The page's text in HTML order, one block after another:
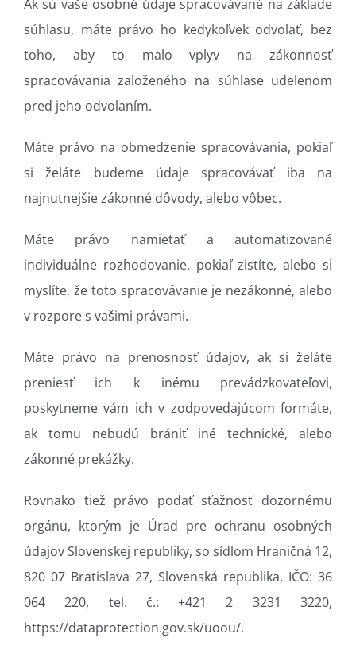
Ak sú vaše osobné údaje spracovávané na základe
súhlasu, máte právo ho kedykoľvek odvolať, bez
toho, aby to malo vplyv na zákonnosť
spracovávania založeného na súhlase udelenom
pred jeho odvolaním.
Máte právo na obmedzenie spracovávania, pokiaľ
si želáte budeme údaje spracovávať iba na
najnutnejšie zákonné dôvody, alebo vôbec.
Máte právo namietať a automatizované
individuálne rozhodovanie, pokiaľ zistíte, alebo si
myslíte, že toto spracovávanie je nezákonné, alebo
v rozpore s vašimi právami.
Máte právo na prenosnosť údajov, ak si želáte
preniesť ich k inému prevádzkovateľovi,
poskytneme vám ich v zodpovedajúcom formáte,
ak tomu nebudú brániť iné technické, alebo
zákonné prekážky.
Rovnako tiež právo podať sťažnosť dozornému
orgánu, ktorým je Úrad pre ochranu osobných
údajov Slovenskej republiky, so sídlom Hraničná 12,
820 07 Bratislava 27, Slovenská republika, IČO: 36
064 220, tel. č.: +421 2 3231 3220,
https://dataprotection.gov.sk/uoou/.